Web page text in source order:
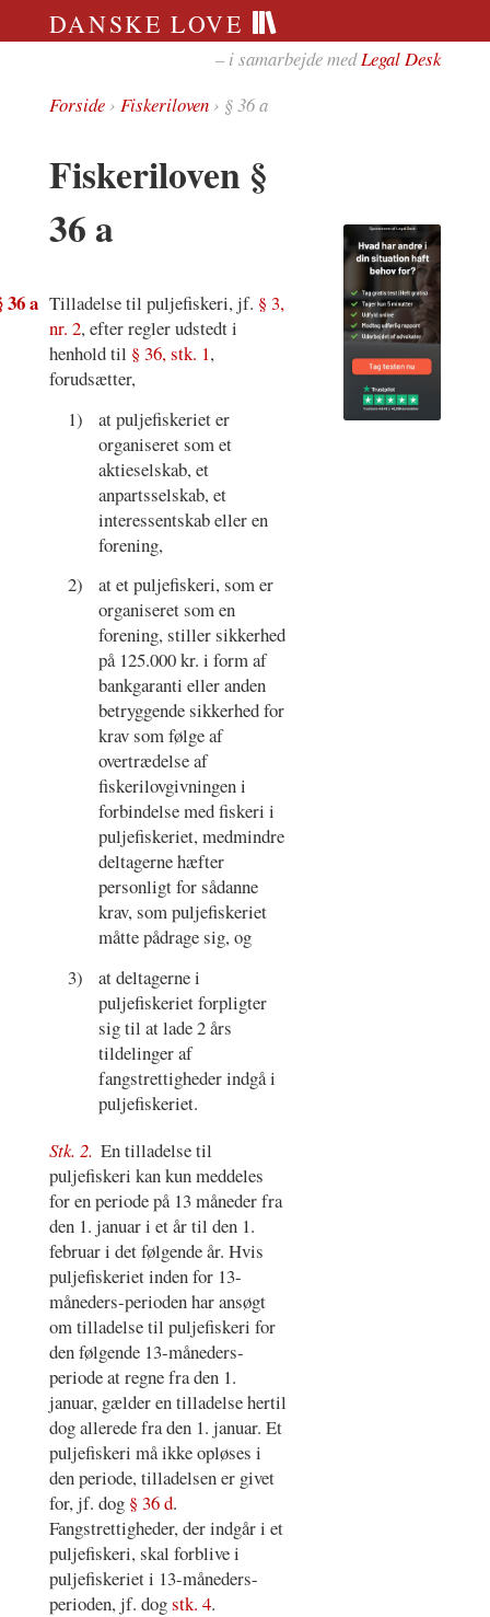
DANSKE LOVE
– i samarbejde medLegal Desk
Forside› Fiskeriloven› § 36 a
Fiskeriloven §
36 a
36 a Tilladelse til puljefiskeri, jf. § 3,
nr. 2, efter regler udstedt i
henhold til § 36, stk. 1,
forudsætter,
1)
at puljefiskeriet er
organiseret som et
aktieselskab, et
anpartsselskab, et
interessentskab eller en
forening,
2)
at et puljefiskeri, som er
organiseret som en
forening, stiller sikkerhed
på 125.000 kr. i form af
bankgaranti eller anden
betryggende sikkerhed for
krav som følge af
overtrædelse af
fiskerilovgivningen i
forbindelse med fiskeri i
puljefiskeriet, medmindre
deltagerne hæfter
personligt for sådanne
krav, som puljefiskeriet
måtte pådrage sig, og
3)
at deltagerne i
puljefiskeriet forpligter
sig til at lade 2 års
tildelinger af
fangstrettigheder indgå i
puljefiskeriet.
Stk. 2. En tilladelse til
puljefiskeri kan kun meddeles
for en periode på 13 måneder fra
den 1. januar i et år til den 1.
februar i det følgende år. Hvis
puljefiskeriet inden for 13-
måneders-perioden har ansøgt
om tilladelse til puljefiskeri for
den følgende 13-måneders-
periode at regne fra den 1.
januar, gælder en tilladelse hertil
dog allerede fra den 1. januar. Et
puljefiskeri må ikke opløses i
den periode, tilladelsen er givet
for, jf. dog § 36 d.
Fangstrettigheder, der indgår i et
puljefiskeri, skal forblive i
puljefiskeriet i 13-måneders-
perioden, jf. dogstk. 4.